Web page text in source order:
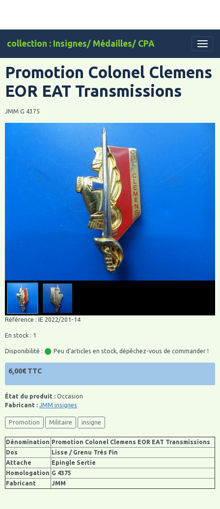
collection : Insignes/ Médailles/ CPA
Promotion Colonel Clemens
EOR EAT Transmissions
JMM G 4375
Référence : IE 2022/201-14
En stock : 1
Disponibilité : Peu d'articles en stock, dépêchez-vous de commander !
6,00€ TTC
État du produit : Occasion
Fabricant : JMM insignes
Promotion Militaire insigne
Dénomination Promotion Colonel Clemens EOR EAT Transmissions
Dos
Lisse / Grenu Trés Fin
Attache
Epingle Sertie
Homologation G 4375
Fabricant
JMM